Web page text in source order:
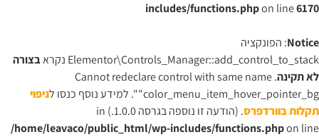
includes/functions.phpon line6170
Notice: הפונקציה
Elementor\Controls_Manager::add_control_to_stack נקרא
בצורה
לא תקינה . Cannot redeclare control with same name
"color_menu_item_hover_pointer_bg". למידע נוסף כנסו ל
ניפוי
תקלות בוורדפרס. (הודעה זו נוספה בגרסה 1.0.0.) in
/home/leavaco/public_html/wp-includes/functions.phpon line